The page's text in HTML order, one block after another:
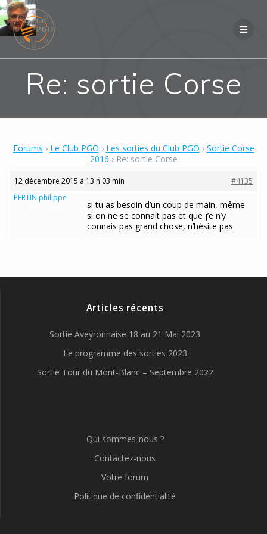
Re: sortie Corse
Forums › Le Club PGO › Les sorties du Club PGO › Sortie Corse
2016 › Re: sortie Corse
12 décembre 2015 à 13 h 03 min
#4135
PERTIN philippe
si tu as besoin d’un coup de main, même
si on ne se connait pas et que j’e n’y
connais pas grand chose, n’hésite pas
Articles récents
Sortie Aveyronnaise 18 au 21 Mai 2023
Le programme des sorties 2023
Sortie Tour du Mont-Blanc – Septembre 2022
Qui sommes-nous ?
Contactez-nous
Votre forum
Politique de confidentialité